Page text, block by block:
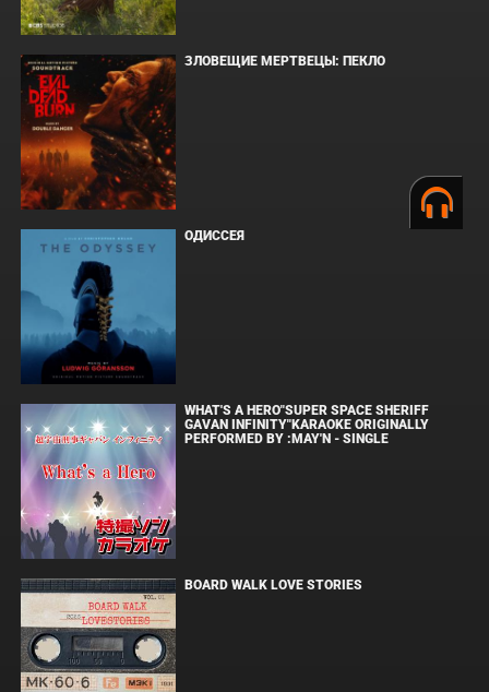
ЗЛОВЕЩИЕ МЕРТВЕЦЫ: ПЕКЛО
ОДИССЕЯ
WHAT'S A HERO"SUPER SPACE SHERIFF
GAVAN INFINITY"KARAOKE ORIGINALLY
PERFORMED BY :MAY'N - SINGLE
BOARD WALK LOVE STORIES